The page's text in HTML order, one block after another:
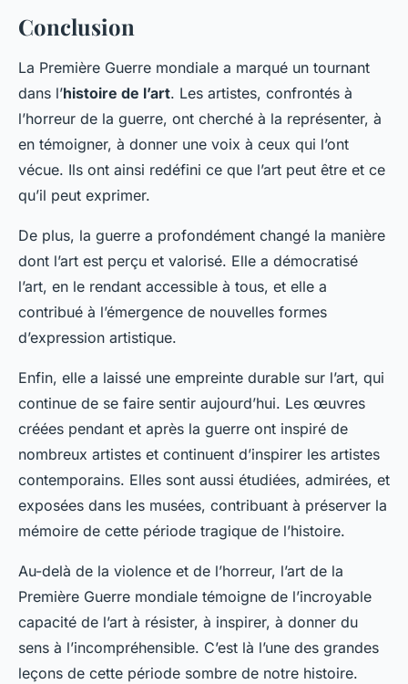
Conclusion
La Première Guerre mondiale a marqué un tournant
dans l’histoire de l’art. Les artistes, confrontés à
l’horreur de la guerre, ont cherché à la représenter, à
en témoigner, à donner une voix à ceux qui l’ont
vécue. Ils ont ainsi redéfini ce que l’art peut être et ce
qu’il peut exprimer.
De plus, la guerre a profondément changé la manière
dont l’art est perçu et valorisé. Elle a démocratisé
l’art, en le rendant accessible à tous, et elle a
contribué à l’émergence de nouvelles formes
d’expression artistique.
Enfin, elle a laissé une empreinte durable sur l’art, qui
continue de se faire sentir aujourd’hui. Les œuvres
créées pendant et après la guerre ont inspiré de
nombreux artistes et continuent d’inspirer les artistes
contemporains. Elles sont aussi étudiées, admirées, et
exposées dans les musées, contribuant à préserver la
mémoire de cette période tragique de l’histoire.
Au-delà de la violence et de l’horreur, l’art de la
Première Guerre mondiale témoigne de l’incroyable
capacité de l’art à résister, à inspirer, à donner du
sens à l’incompréhensible. C’est là l’une des grandes
leçons de cette période sombre de notre histoire.